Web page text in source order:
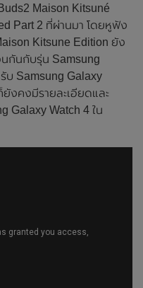
Maison Kitsuné
Part 2 ที่ผ่านมา โดยหูฟัง
Kitsune Edition ยัง
กันกับรุ่น Samsung
บ Samsung Galaxy
งคงมีรายละเอียดและ
Watch 4 ใน